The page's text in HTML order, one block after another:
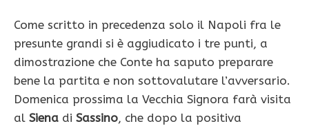
Come scritto in precedenza solo il Napoli fra le
presunte grandi si è aggiudicato i tre punti, a
dimostrazione che Conte ha saputo preparare
bene la partita e non sottovalutare l’avversario.
Domenica prossima la Vecchia Signora farà visita
al Siena di Sassino, che dopo la positiva